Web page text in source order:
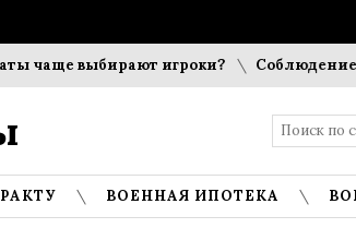
чаще выбирают игроки? Соблюдение
ВОЕННАЯ ИПОТЕКА